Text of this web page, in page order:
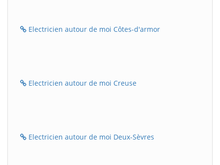
Electricien autour de moi Côtes-d'armor
Electricien autour de moi Creuse
Electricien autour de moi Deux-Sèvres